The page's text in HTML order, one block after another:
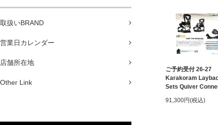
取扱いBRAND
営業日カレンダー
店舗所在地
Other Link
ご予約受付 26-27
Karakoram
Sets Quiver
91,300円(税込)